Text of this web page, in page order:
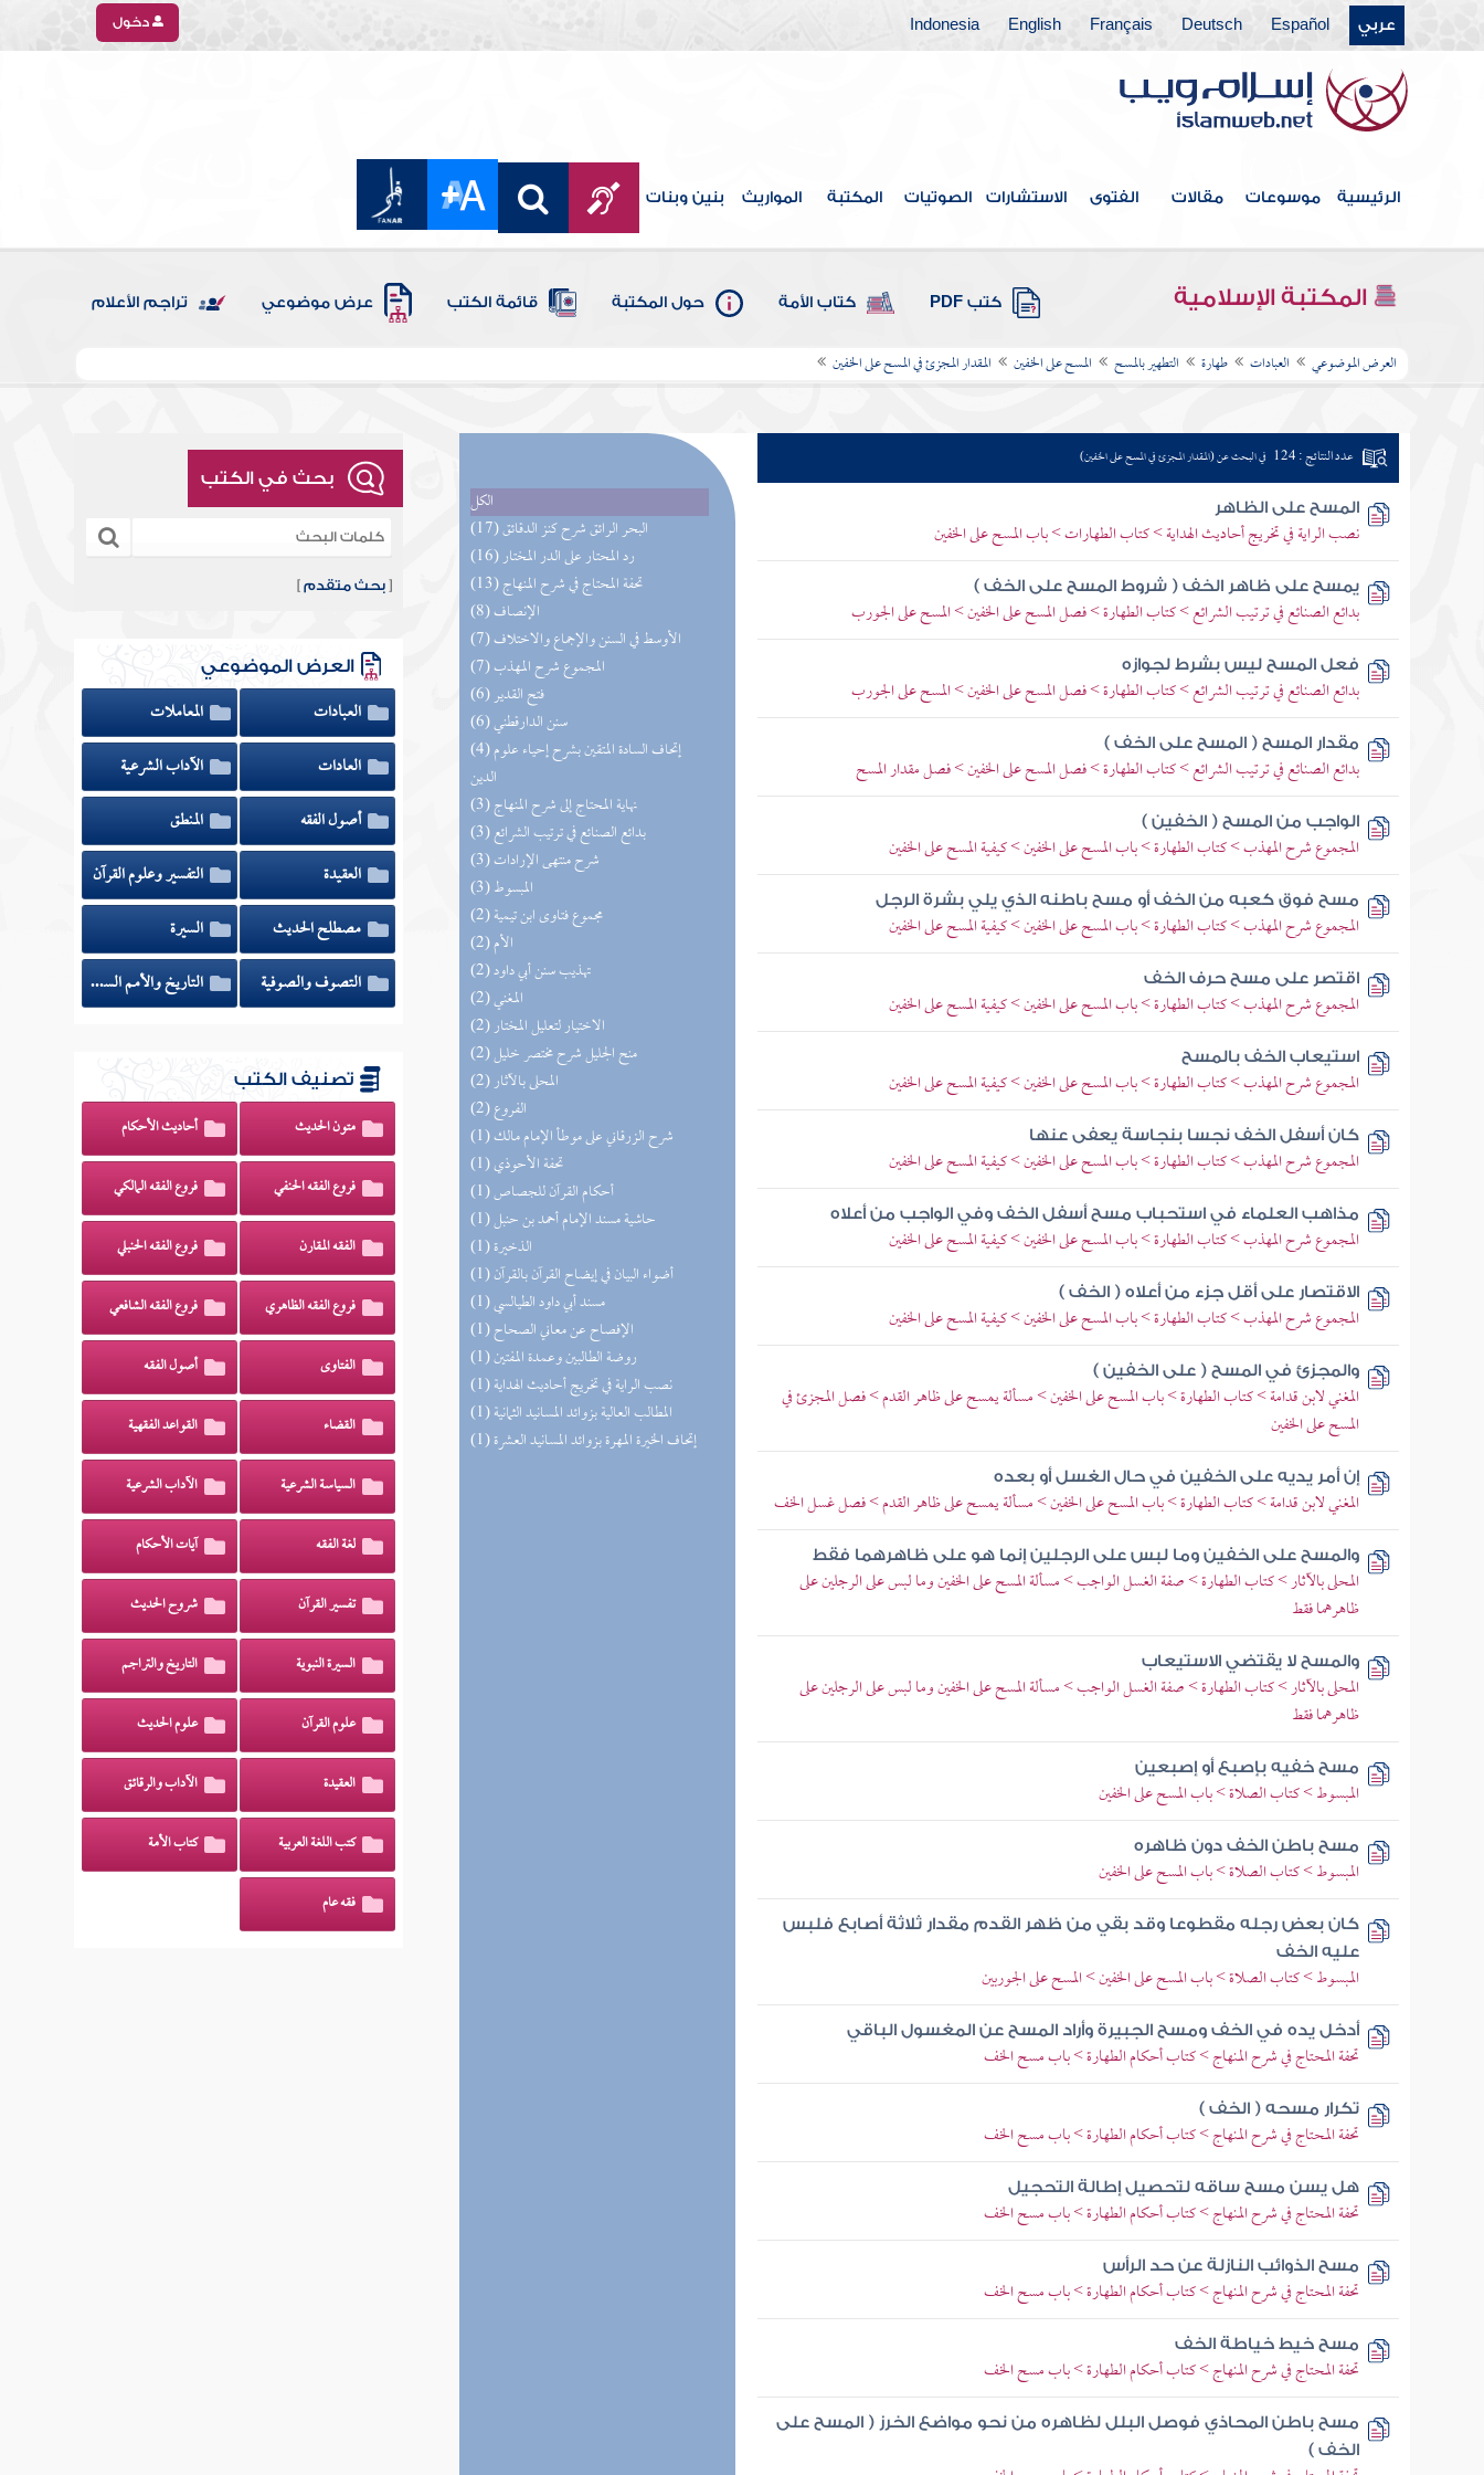
عربي Español
Deutsch
Français
English
Indonesia دخول
الرئيسية موسوعات مقالات الفتوى الاستشارات الصوتيات المكتبة المواريث بنين وبنات
المكتبة الإسلامية كتب PDF كتاب الأمة حول المكتبة قائمة الكتب عرض موضوعي تراجم الأعلام
العرض الموضوعي العبادات طهارة التطهير بالمسح المسح على الخفين المقدار المجزئ في المسح على الخفين
الكل
(17) البحر الرائق شرح كنز الدقائق
(16) رد المحتار على الدر المختار
(13) تحفة المحتاج في شرح المنهاج
(8) الإنصاف
(7) الأوسط في السنن والإجماع والاختلاف
(7) المجموع شرح المهذب
(6) فتح القدير
(6) سنن الدارقطني
(4) إتحاف السادة المتقين بشرح إحياء علوم
الدين
(3) نهاية المحتاج إلى شرح المنهاج
(3) بدائع الصنائع في ترتيب الشرائع
(3) شرح منتهى الإرادات
(3) المبسوط
(2) مجموع فتاوى ابن تيمية
(2) الأم
(2) تهذيب سنن أبي داود
(2) المغني
(2) الاختيار لتعليل المختار
(2) منح الجليل شرح مختصر خليل
(2) المحلى بالآثار
(2) الفروع
(1) شرح الزرقاني على موطأ الإمام مالك
(1) تحفة الأحوذي
(1) أحكام القرآن للجصاص
(1) حاشية مسند الإمام أحمد بن حنبل
(1) الذخيرة
(1) أضواء البيان في إيضاح القرآن بالقرآن
(1) مسند أبي داود الطيالسي
(1) الإفصاح عن معاني الصحاح
(1) روضة الطالبين وعمدة المفتين
(1) نصب الراية في تخريج أحاديث الهداية
(1) المطالب العالية بزوائد المسانيد الثمانية
(1) إتحاف الخيرة المهرة بزوائد المسانيد العشرة
عدد النتائج : 124 في البحث عن (المقدار المجزئ في المسح على الخفين)
المسح على الظاهر
نصب الراية في تخريج أحاديث الهداية > كتاب الطهارات > باب المسح على الخفين
يمسح على ظاهر الخف ( شروط المسح على الخف )
بدائع الصنائع في ترتيب الشرائع > كتاب الطهارة > فصل المسح على الخفين > المسح على الجورب
فعل المسح ليس بشرط لجوازه
بدائع الصنائع في ترتيب الشرائع > كتاب الطهارة > فصل المسح على الخفين > المسح على الجورب
مقدار المسح ( المسح على الخف )
بدائع الصنائع في ترتيب الشرائع > كتاب الطهارة > فصل المسح على الخفين > فصل مقدار المسح
الواجب من المسح ( الخفين )
المجموع شرح المهذب > كتاب الطهارة > باب المسح على الخفين > كيفية المسح على الخفين
مسح فوق كعبه من الخف أو مسح باطنه الذي يلي بشرة الرجل
المجموع شرح المهذب > كتاب الطهارة > باب المسح على الخفين > كيفية المسح على الخفين
اقتصر على مسح حرف الخف
المجموع شرح المهذب > كتاب الطهارة > باب المسح على الخفين > كيفية المسح على الخفين
استيعاب الخف بالمسح
المجموع شرح المهذب > كتاب الطهارة > باب المسح على الخفين > كيفية المسح على الخفين
كان أسفل الخف نجسا بنجاسة يعفى عنها
المجموع شرح المهذب > كتاب الطهارة > باب المسح على الخفين > كيفية المسح على الخفين
مذاهب العلماء في استحباب مسح أسفل الخف وفي الواجب من أعلاه
المجموع شرح المهذب > كتاب الطهارة > باب المسح على الخفين > كيفية المسح على الخفين
الاقتصار على أقل جزء من أعلاه ( الخف )
المجموع شرح المهذب > كتاب الطهارة > باب المسح على الخفين > كيفية المسح على الخفين
والمجزئ في المسح ( على الخفين )
المغني لابن قدامة > كتاب الطهارة > باب المسح على الخفين > مسألة يمسح على ظاهر القدم > فصل المجزئ في
المسح على الخفين
إن أمر يديه على الخفين في حال الغسل أو بعده
المغني لابن قدامة > كتاب الطهارة > باب المسح على الخفين > مسألة يمسح على ظاهر القدم > فصل غسل الخف
والمسح على الخفين وما لبس على الرجلين إنما هو على ظاهرهما فقط
المحلى بالآثار > كتاب الطهارة > صفة الغسل الواجب > مسألة المسح على الخفين وما لبس على الرجلين على
ظاهرهما فقط
والمسح لا يقتضي الاستيعاب
المحلى بالآثار > كتاب الطهارة > صفة الغسل الواجب > مسألة المسح على الخفين وما لبس على الرجلين على
ظاهرهما فقط
مسح خفيه بإصبع أو إصبعين
المبسوط > كتاب الصلاة > باب المسح على الخفين
مسح باطن الخف دون ظاهره
المبسوط > كتاب الصلاة > باب المسح على الخفين
كان بعض رجله مقطوعا وقد بقي من ظهر القدم مقدار ثلاثة أصابع فلبس
عليه الخف
المبسوط > كتاب الصلاة > باب المسح على الخفين > المسح على الجوربين
أدخل يده في الخف ومسح الجبيرة وأراد المسح عن المغسول الباقي
تحفة المحتاج في شرح المنهاج > كتاب أحكام الطهارة > باب مسح الخف
تكرار مسحه ( الخف )
تحفة المحتاج في شرح المنهاج > كتاب أحكام الطهارة > باب مسح الخف
هل يسن مسح ساقه لتحصيل إطالة التحجيل
تحفة المحتاج في شرح المنهاج > كتاب أحكام الطهارة > باب مسح الخف
مسح الذوائب النازلة عن حد الرأس
تحفة المحتاج في شرح المنهاج > كتاب أحكام الطهارة > باب مسح الخف
مسح خيط خياطة الخف
تحفة المحتاج في شرح المنهاج > كتاب أحكام الطهارة > باب مسح الخف
مسح باطن المحاذي فوصل البلل لظاهره من نحو مواضع الخرز ( المسح على
الخف )
بحث في الكتب
[بحث متقدم ]
العرض الموضوعي
العبادات
المعاملات
العادات
الآداب الشرعية
أصول الفقه
المنطق
العقيدة
التفسير وعلوم القرآن
مصطلح الحديث
السيرة
التصوف والصوفية
التاريخ والأمم السابقة
تصنيف الكتب
متون الحديث أحاديث الأحكام
فروع الفقه الحنفي فروع الفقه المالكي
الفقه المقارن فروع الفقه الحنبلي
فروع الفقه الظاهري فروع الفقه الشافعي
الفتاوى أصول الفقه
القضاء القواعد الفقهية
السياسة الشرعية الآداب الشرعية
لغة الفقه آيات الأحكام
تفسير القرآن شروح الحديث
السيرة النبوية التاريخ والتراجم
علوم القرآن علوم الحديث
العقيدة الآداب والرقائق
كتب اللغة العربية كتاب الأمة
فقه عام